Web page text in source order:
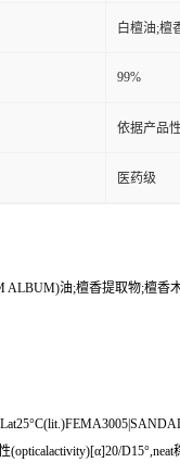
白檀油;檀
99%
依据产品
医药级
ALBUM)油;檀香提取物;檀香
D15°,neat